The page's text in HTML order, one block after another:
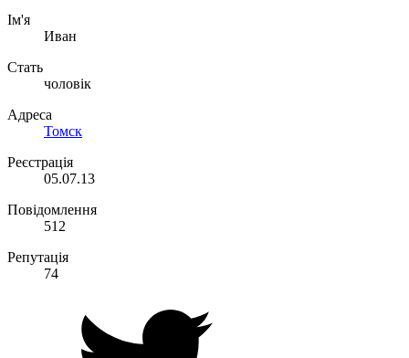
Ім'я
Иван
Стать
чоловік
Адреса
Томск
Реєстрація
05.07.13
Повідомлення
512
Репутація
74